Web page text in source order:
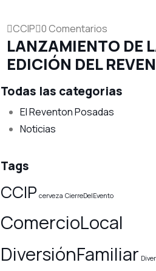
CCIP 0 Comentarios
LANZAMIENTO DE
EDICIÓN DEL
Todas las categorias
El Reventon Posadas
Noticias
Tags
CCIP cerveza CierreDelEvento
ComercioLocal
DiversiónFamiliar